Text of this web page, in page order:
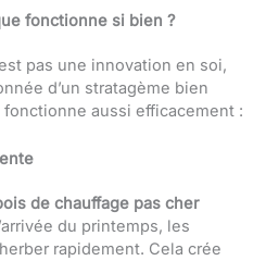
fonctionne si bien ?
pas une innovation en soi,
d’un stratagème bien
aussi efficacement :
de chauffage pas cher
du printemps, les
rapidement. Cela crée